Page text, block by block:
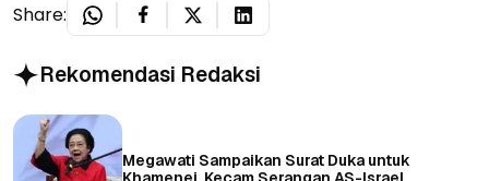
Share:
Rekomendasi Redaksi
Megawati Sampaikan Surat Duka untuk